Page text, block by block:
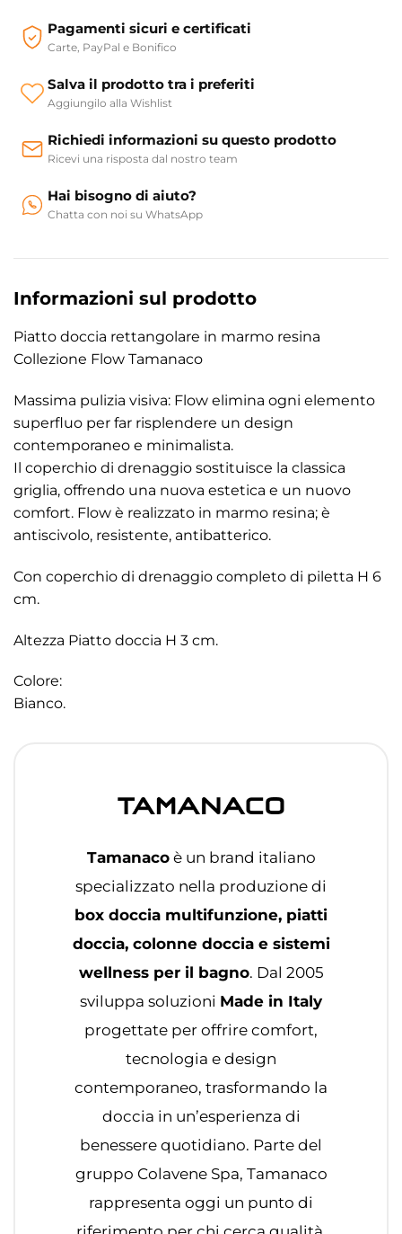
Pagamenti sicuri e certificati
Carte, PayPal e Bonifico
Salva il prodotto tra i preferiti
Aggiungilo alla Wishlist
Richiedi informazioni su questo prodotto
Ricevi una risposta dal nostro team
Hai bisogno di aiuto?
Chatta con noi su WhatsApp
Informazioni sul prodotto
Piatto doccia rettangolare in marmo resina
Collezione Flow Tamanaco
Massima pulizia visiva: Flow elimina ogni elemento
superfluo per far risplendere un design
contemporaneo e minimalista.
Il coperchio di drenaggio sostituisce la classica
griglia, offrendo una nuova estetica e un nuovo
comfort. Flow è realizzato in marmo resina; è
antiscivolo, resistente, antibatterico.
Con coperchio di drenaggio completo di piletta H 6
cm.
Altezza Piatto doccia H 3 cm.
Colore:
Bianco.
Tamanacoè un brand italiano
specializzato nella produzione di
box doccia multifunzione, piatti
doccia, colonne doccia e sistemi
wellness per il bagno. Dal 2005
sviluppa soluzioni Made in Italy
progettate per offrire comfort,
tecnologia e design
contemporaneo, trasformando la
doccia in un’esperienza di
benessere quotidiano. Parte del
gruppo Colavene Spa, Tamanaco
rappresenta oggi un punto di